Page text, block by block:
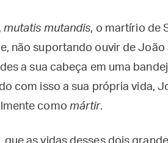
mutatis mutandis, o martírio de
não suportando ouvir de
a sua cabeça em uma
com isso a sua própria vida,
como mártir.